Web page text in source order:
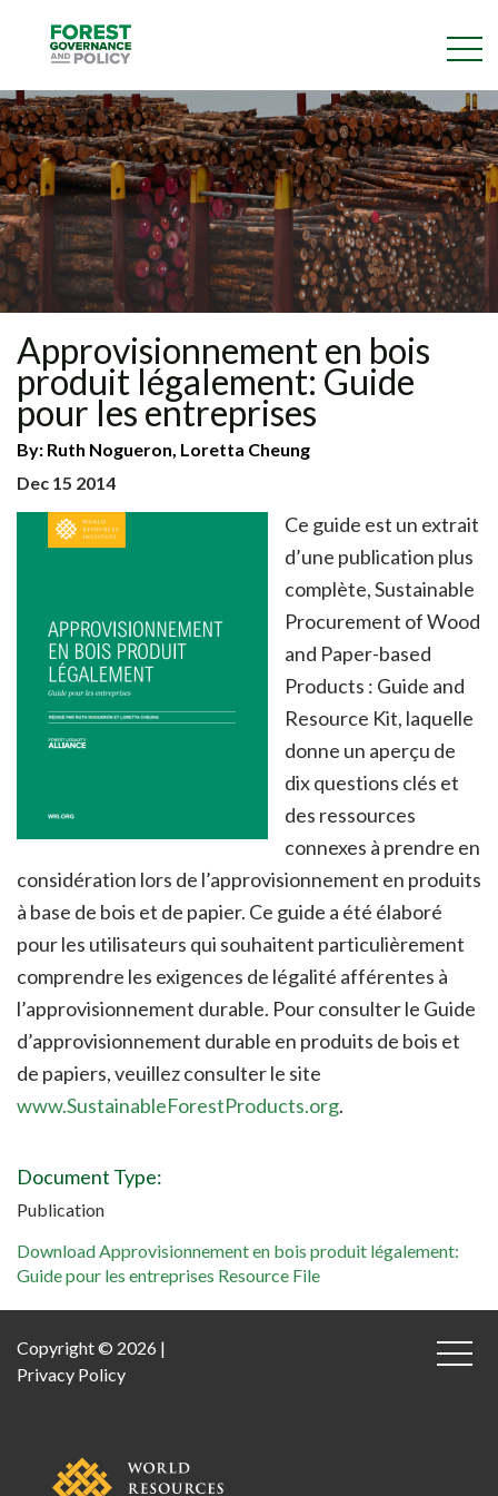
content
Approvisionnement en bois
produit légalement: Guide
pour les entreprises
By: Ruth Nogueron Loretta Cheung
Dec 15 2014
Ce guide est un extrait
d’une publication plus
complète, Sustainable
Procurement of Wood
and Paper-based
Products : Guide and
Resource Kit, laquelle
donne un aperçu de
dix questions clés et
des ressources
connexes à prendre en
considération lors de l’approvisionnement en produits
à base de bois et de papier. Ce guide a été élaboré
pour les utilisateurs qui souhaitent particulièrement
comprendre les exigences de légalité afférentes à
l’approvisionnement durable. Pour consulter le Guide
d’approvisionnement durable en produits de bois et
de papiers, veuillez consulter le site
www.SustainableForestProducts.org.
Document Type:
Publication
Download Approvisionnement en bois produit légalement:
Guide pour les entreprises Resource File
Copyright © 2026 |
Privacy Policy